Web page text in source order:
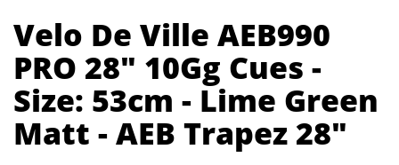
Velo De Ville AEB990
PRO 28" 10Gg Cues -
Size: 53cm - Lime Green
Matt - AEB Trapez 28"